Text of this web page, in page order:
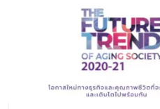
เวลาขณะนี้อาจจะยังเร็วเกินไ
เกิดขึ้นอย่างแน่นอนเนื่องจากผู้
เห็นอนาคตที่ชัดเจนได้ แต่อย่า
เวลาที่ทำแบบสอบถามนั้นล้วนแ
ถูกบีบให้ต้องรับมือกับมันมาเป็น
ตั้งสมมติฐานว่าเป็นช่วงเวลาที่